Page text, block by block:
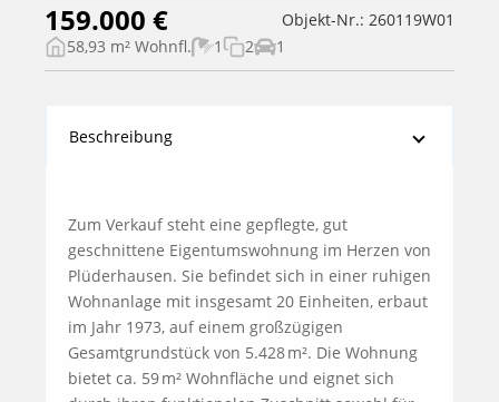
159.000 €
Objekt-Nr.: 260119W01
58,93 m² Wohnfl.
1 2 1
Beschreibung
Zum Verkauf steht eine gepflegte, gut
geschnittene Eigentumswohnung im Herzen von
Plüderhausen. Sie befindet sich in einer ruhigen
Wohnanlage mit insgesamt 20 Einheiten, erbaut
im Jahr 1973, auf einem großzügigen
Gesamtgrundstück von 5.428 m². Die Wohnung
bietet ca. 59 m² Wohnfläche und eignet sich